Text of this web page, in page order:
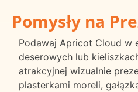
Pomysły na
Podawaj Apricot Cloud w
deserowych lub
atrakcyjnej wizualnie
plasterkami moreli,